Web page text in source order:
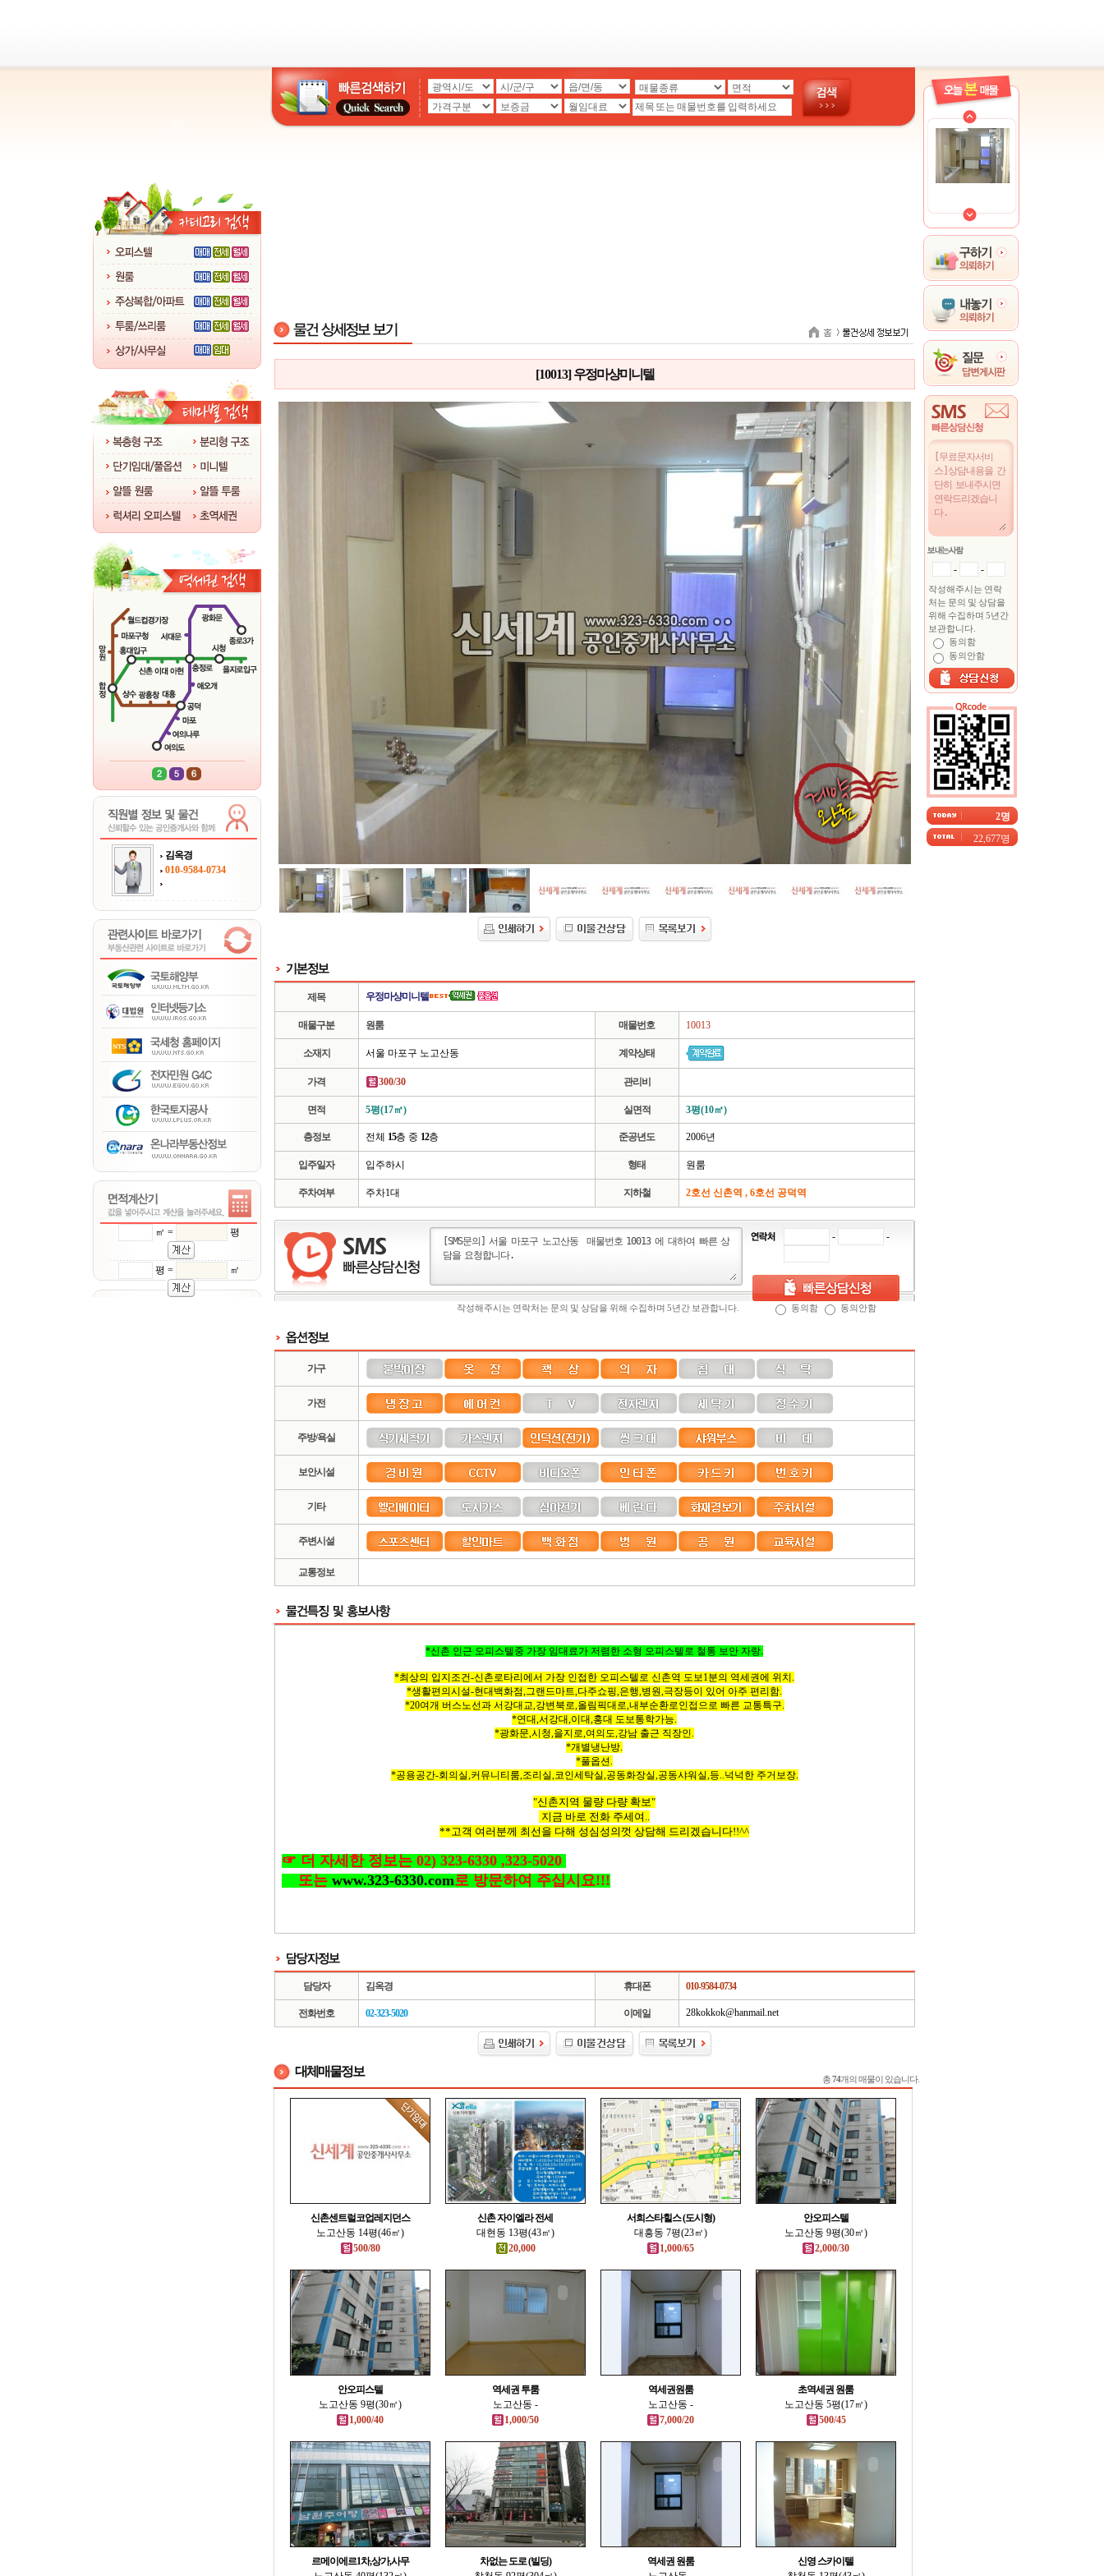
김옥경
010-9584-0734
㎡ = 평
평 = ㎡
[10013] 우정마샹미니텔
제목 우정마샹미니텔
매물구분 원룸 매물번호 10013
소재지 서울 마포구 노고산동 계약상태
가격 300/30 관리비
면적 5평(17㎡) 실면적 3평(10㎡)
층정보 전체 15층 중 12층 준공년도 2006년
입주일자 입주하시 형태 원룸
주차여부 주차1대 지하철 2호선 신촌역 , 6호선 공덕역
- -
작성해주시는 연락처는 문의 및 상담을 위해 수집하며 5년간 보관합니다. 동의함 동의안함
가구
가전
주방/욕실
보안시설
기타
주변시설
교통정보
*신촌 인근 오피스텔중 가장 임대료가 저렴한 소형 오피스텔로 철통 보안 자랑.
*최상의 입지조건-신촌로타리에서 가장 인접한 오피스텔로 신촌역 도보1분의 역세권에 위치.
*생활편의시설-현대백화점,그랜드마트,다주쇼핑,은행,병원,극장등이 있어 아주 편리함.
*20여개 버스노선과 서강대교,강변북로,올림픽대로,내부순환로인접으로 빠른 교통특구.
*연대,서강대,이대,홍대 도보통학가능.
*광화문,시청,을지로,여의도,강남 출근 직장인.
*개별냉난방.
*풀옵션.
*공용공간-회의실,커뮤니티룸,조리실,코인세탁실,공동화장실,공동샤워실,등..넉넉한 주거보장.
"신촌지역 물량 다량 확보"
지금 바로 전화 주세여..
**고객 여러분께 최선을 다해 성심성의껏 상담해 드리겠습니다!!^^
☞ 더 자세한 정보는 02) 323-6330 ,323-5020
또는 www.323-6330.com로 방문하여 주십시요!!!
담당자 김옥경 휴대폰 010-9584-0734
전화번호 02-323-5020 이메일 28kokkok@hanmail.net
대체매물정보
총74개의 매물이 있습니다.
신촌센트럴코업레지던스
노고산동 14평(46㎡)
500/80
신촌 자이엘라 전세
대현동 13평(43㎡)
20,000
서희스타힐스 (도시형)
대흥동 7평(23㎡)
1,000/65
안오피스텔
노고산동 9평(30㎡)
2,000/30
안오피스텔
노고산동 9평(30㎡)
1,000/40
역세권 투룸
노고산동 -
1,000/50
역세권원룸
노고산동 -
7,000/20
초역세권 원룸
노고산동 5평(17㎡)
500/45
르메이에르1차,상가,사무
차없는 도로 (빌딩)
역세권 원룸
신영 스카이텔
- -
작성해주시는 연락
처는 문의 및 상담을
위해 수집하며 5년간
보관합니다.
동의함
동의안함
2명
22,677명